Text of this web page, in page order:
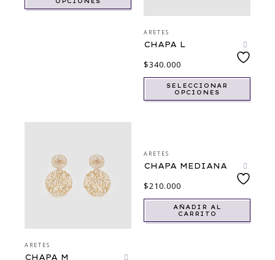
ARETES
CHAPA L
$340.000
SELECCIONAR
OPCIONES
ARETES
CHAPA M
ARETES
CHAPA MEDIANA
$210.000
AÑADIR AL
CARRITO